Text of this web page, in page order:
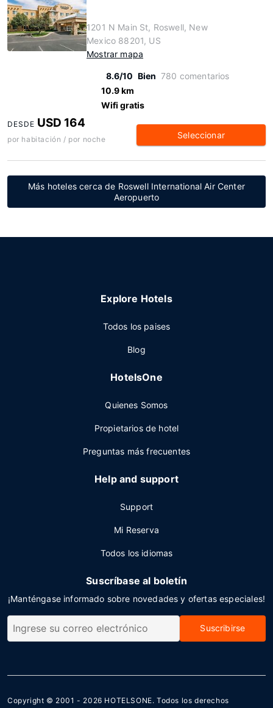
1201 N Main St, Roswell, New
Mexico 88201, US
Mostrar mapa
8.6/10 Bien 780 comentarios
10.9 km
Wifi gratis
DESDE USD 164
por habitación / por noche Seleccionar
Más hoteles cerca de Roswell International Air Center
Aeropuerto
Explore Hotels
Todos los paises
Blog
HotelsOne
Quienes Somos
Propietarios de hotel
Preguntas más frecuentes
Help and support
Support
Mi Reserva
Todos los idiomas
Suscríbase al boletín
¡Manténgase informado sobre novedades y ofertas especiales!
Suscribirse
Copyright © 2001 - 2026 HOTELSONE. Todos los derechos